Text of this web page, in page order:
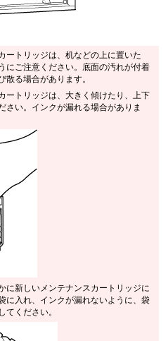
ートリッジは、机などの上に置いた
にご注意ください。底面の汚れが付着
散る場合があります。
ートリッジは、大きく傾けたり、上下
さい。インクが漏れる場合がありま
に新しいメンテナンスカートリッジに
に入れ、インクが漏れないように、袋
てください。